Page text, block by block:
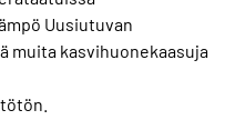
Uusiutuvan
muita kasvihuonekaasuja